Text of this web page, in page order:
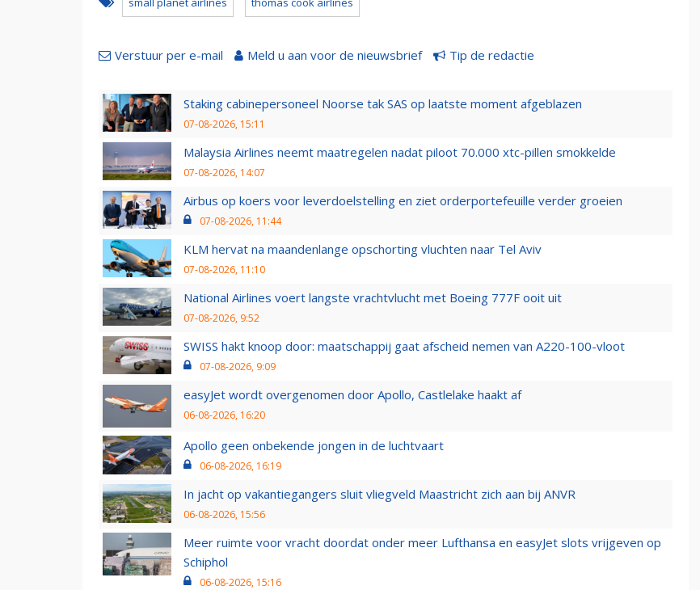
Verstuur per e-mail Meld u aan voor de nieuwsbrief Tip de redactie
Staking cabinepersoneel Noorse tak SAS op laatste moment afgeblazen
07-08-2026, 15:11
Malaysia Airlines neemt maatregelen nadat piloot 70.000 xtc-pillen smokkelde
07-08-2026, 14:07
Airbus op koers voor leverdoelstelling en ziet orderportefeuille verder groeien
07-08-2026, 11:44
KLM hervat na maandenlange opschorting vluchten naar Tel Aviv
07-08-2026, 11:10
National Airlines voert langste vrachtvlucht met Boeing 777F ooit uit
07-08-2026, 9:52
SWISS hakt knoop door: maatschappij gaat afscheid nemen van A220-100-vloot
07-08-2026, 9:09
easyJet wordt overgenomen door Apollo, Castlelake haakt af
06-08-2026, 16:20
Apollo geen onbekende jongen in de luchtvaart
06-08-2026, 16:19
In jacht op vakantiegangers sluit vliegveld Maastricht zich aan bij ANVR
06-08-2026, 15:56
Meer ruimte voor vracht doordat onder meer Lufthansa en easyJet slots vrijgeven op
Schiphol
06-08-2026, 15:16